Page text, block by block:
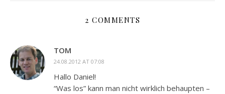
2 COMMENTS
TOM
24.08.2012 AT 07:08
Hallo Daniel!
“Was los” kann man nicht wirklich behaupten –